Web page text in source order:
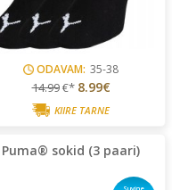
ODAVAM: 35-38
14.99€* 8.99€
KIIRE TARNE
Puma® sokid (3 paari)